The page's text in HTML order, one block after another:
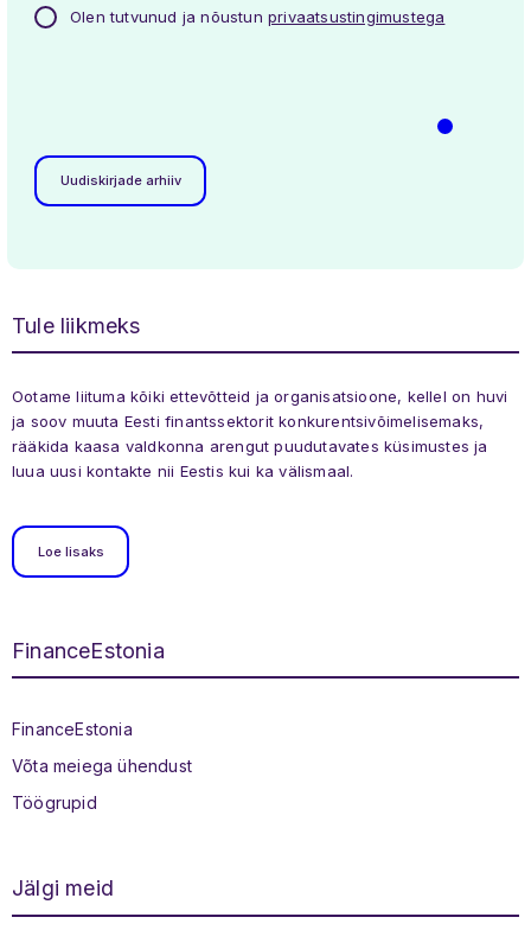
Olen tutvunud ja nõustun privaatsustingimustega
Uudiskirjade arhiiv
Tule liikmeks
Ootame liituma kõiki ettevõtteid ja organisatsioone, kellel on huvi
ja soov muuta Eesti finantssektorit konkurentsivõimelisemaks,
rääkida kaasa valdkonna arengut puudutavates küsimustes ja
luua uusi kontakte nii Eestis kui ka välismaal.
Loe lisaks
FinanceEstonia
Jaluse menüü
FinanceEstonia
Võta meiega ühendust
Töögrupid
Jälgi meid